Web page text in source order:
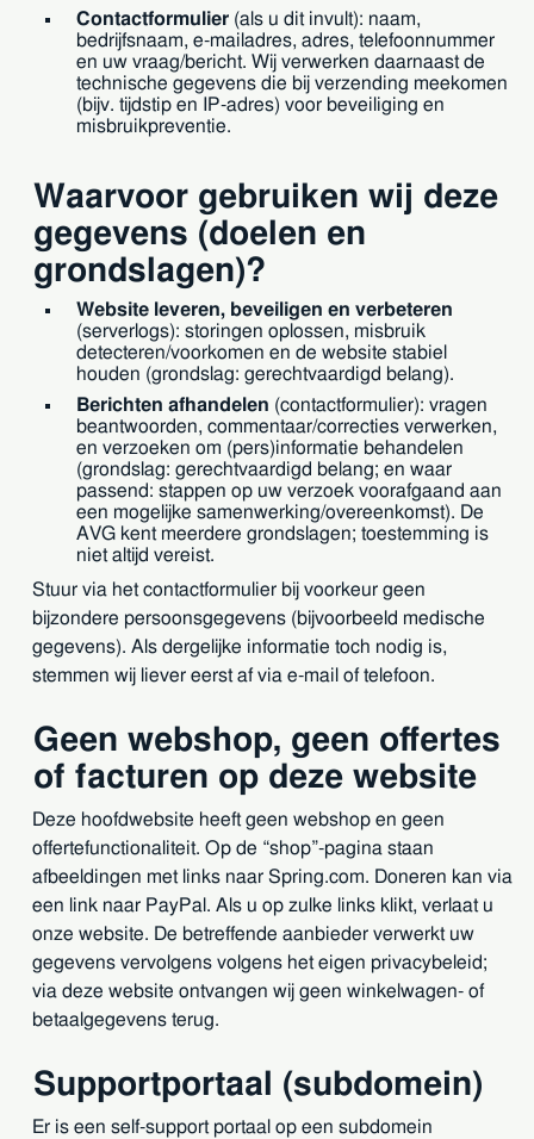
Contactformulier(als u dit invult): naam,
bedrijfsnaam, e-mailadres, adres, telefoonnummer
en uw vraag/bericht. Wij verwerken daarnaast de
technische gegevens die bij verzending meekomen
(bijv. tijdstip en IP-adres) voor beveiliging en
misbruikpreventie.
Waarvoor gebruiken wij deze
gegevens (doelen en
grondslagen)?
Website leveren, beveiligen en verbeteren
(serverlogs): storingen oplossen, misbruik
detecteren/voorkomen en de website stabiel
houden (grondslag: gerechtvaardigd belang).
Berichten afhandelen (contactformulier): vragen
beantwoorden, commentaar/correcties verwerken,
en verzoeken om (pers)informatie behandelen
(grondslag: gerechtvaardigd belang; en waar
passend: stappen op uw verzoek voorafgaand aan
een mogelijke samenwerking/overeenkomst). De
AVG kent meerdere grondslagen; toestemming is
niet altijd vereist.
Stuur via het contactformulier bij voorkeur geen
bijzondere persoonsgegevens (bijvoorbeeld medische
gegevens). Als dergelijke informatie toch nodig is,
stemmen wij liever eerst af via e-mail of telefoon.
Geen webshop, geen offertes
of facturen op deze website
Deze hoofdwebsite heeft geen webshop en geen
offertefunctionaliteit. Op de “shop”-pagina staan
afbeeldingen met links naar Spring.com. Doneren kan via
een link naar PayPal. Als u op zulke links klikt, verlaat u
onze website. De betreffende aanbieder verwerkt uw
gegevens vervolgens volgens het eigen privacybeleid;
via deze website ontvangen wij geen winkelwagen- of
betaalgegevens terug.
Supportportaal (subdomein)
Er is een self-support portaal op een subdomein